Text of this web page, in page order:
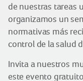
de nuestras tareas
organizamos un
normativas más
control de la salud
Invita a nuestros
este evento